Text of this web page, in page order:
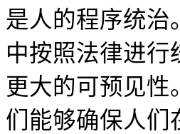
是人的程序统治
中按照法律进
更大的可预见
们能够确保人们